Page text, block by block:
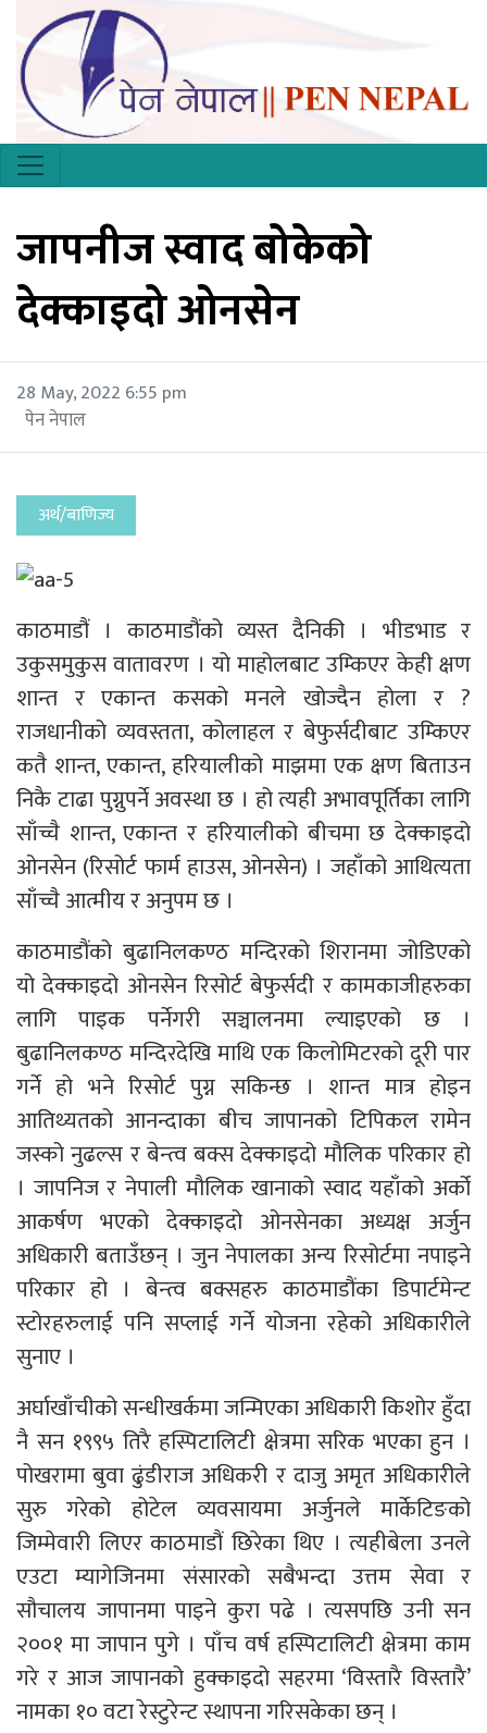
जापनीज स्वाद बोकेको
देक्काइदो ओनसेन
28 May, 2022 6:55 pm
पेन नेपाल
अर्थ/बाणिज्य
काठमाडौं । काठमाडौंको व्यस्त दैनिकी । भीडभाड र
उकुसमुकुस वातावरण । यो माहोलबाट उम्किएर केही क्षण
शान्त र एकान्त कसको मनले खोज्दैन होला र ?
राजधानीको व्यवस्तता, कोलाहल र बेफुर्सदीबाट उम्किएर
कतै शान्त, एकान्त, हरियालीको माझमा एक क्षण बिताउन
निकै टाढा पुग्नुपर्ने अवस्था छ । हो त्यही अभावपूर्तिका लागि
साँच्चै शान्त, एकान्त र हरियालीको बीचमा छ देक्काइदो
ओनसेन (रिसोर्ट फार्म हाउस, ओनसेन) । जहाँको आथित्यता
साँच्चै आत्मीय र अनुपम छ ।
काठमाडौंको बुढानिलकण्ठ मन्दिरको शिरानमा जोडिएको
यो देक्काइदो ओनसेन रिसोर्ट बेफुर्सदी र कामकाजीहरुका
लागि पाइक पर्नेगरी सञ्चालनमा ल्याइएको छ ।
बुढानिलकण्ठ मन्दिरदेखि माथि एक किलोमिटरको दूरी पार
गर्ने हो भने रिसोर्ट पुग्न सकिन्छ । शान्त मात्र होइन
आतिथ्यतको आनन्दाका बीच जापानको टिपिकल रामेन
जस्को नुढल्स र बेन्त्व बक्स देक्काइदो मौलिक परिकार हो
। जापनिज र नेपाली मौलिक खानाको स्वाद यहाँको अर्को
आकर्षण भएको देक्काइदो ओनसेनका अध्यक्ष अर्जुन
अधिकारी बताउँछन् । जुन नेपालका अन्य रिसोर्टमा नपाइने
परिकार हो । बेन्त्व बक्सहरु काठमाडौंका डिपार्टमेन्ट
स्टोरहरुलाई पनि सप्लाई गर्ने योजना रहेको अधिकारीले
सुनाए ।
अर्घाखाँचीको सन्धीखर्कमा जन्मिएका अधिकारी किशोर हुँदा
नै सन १९९५ तिरै हस्पिटालिटी क्षेत्रमा सरिक भएका हुन ।
पोखरामा बुवा ढुंडीराज अधिकरी र दाजु अमृत अधिकारीले
सुरु गरेको होटेल व्यवसायमा अर्जुनले मार्केटिङको
जिम्मेवारी लिएर काठमाडौं छिरेका थिए । त्यहीबेला उनले
एउटा म्यागेजिनमा संसारको सबैभन्दा उत्तम सेवा र
सौचालय जापानमा पाइने कुरा पढे । त्यसपछि उनी सन
२००१ मा जापान पुगे । पाँच वर्ष हस्पिटालिटी क्षेत्रमा काम
गरे र आज जापानको हुक्काइदो सहरमा ‘विस्तारै विस्तारै’
नामका १० वटा रेस्टुरेन्ट स्थापना गरिसकेका छन् ।